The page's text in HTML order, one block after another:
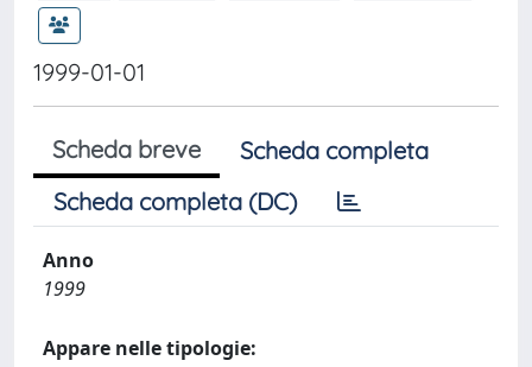
1999-01-01
Scheda breve
Scheda completa
Scheda completa (DC)
Anno
1999
Appare nelle tipologie: